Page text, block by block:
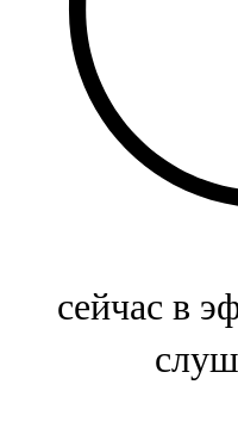
104,9 FM
Баулы
107,5 FM
Биләр
Болгар
сейчас в